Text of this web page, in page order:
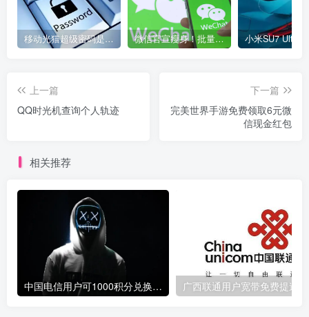
移动光猫超级密码是多少？移动光猫超级管理员后台账号与密码 微信官宣瘦身！批量清理原图新功能来了 安卓、iOS均可使用
上一篇
QQ时光机查询个人轨迹
下一篇
完美世界手游免费领取6元微
信现金红包
相关推荐
中国电信用户可1000积分兑换10元话费